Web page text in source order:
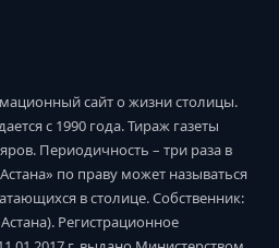
сайт о жизни столицы.
с 1990 года. Тираж газеты
Периодичность – три раза в
по праву может называться
в столице. Собственник:
Регистрационное